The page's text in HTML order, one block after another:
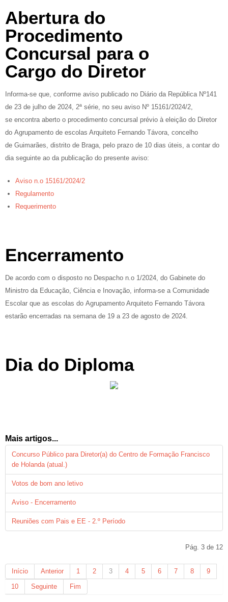
Abertura do
Procedimento
Concursal para o
Cargo do Diretor
Informa-se que, conforme aviso publicado no Diário da República Nº141
de 23 de julho de 2024, 2ª série, no seu aviso Nº 15161/2024/2,
se encontra aberto o procedimento concursal prévio à eleição do Diretor
do Agrupamento de escolas Arquiteto Fernando Távora, concelho
de Guimarães, distrito de Braga, pelo prazo de 10 dias úteis, a contar do
dia seguinte ao da publicação do presente aviso:
Aviso n.o 15161/2024/2
Regulamento
Requerimento
Encerramento
De acordo com o disposto no Despacho n.o 1/2024, do Gabinete do
Ministro da Educação, Ciência e Inovação, informa-se a Comunidade
Escolar que as escolas do Agrupamento Arquiteto Fernando Távora
estarão encerradas na semana de 19 a 23 de agosto de 2024.
Dia do Diploma
Mais artigos...
Concurso Público para Diretor(a) do Centro de Formação Francisco
de Holanda (atual.)
Votos de bom ano letivo
Aviso - Encerramento
Reuniões com Pais e EE - 2.º Período
Pág. 3 de 12
Início Anterior 1 2 3 4 5 6 7 8
9
10
Seguinte Fim